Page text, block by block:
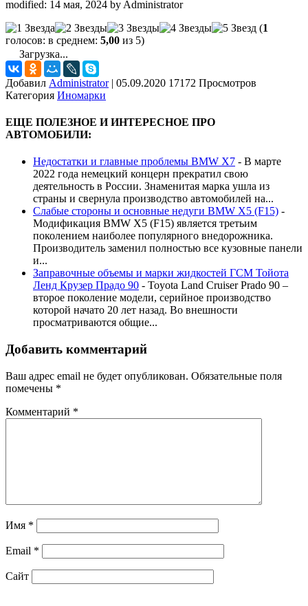
modified: 14 мая, 2024 by Administrator
(1
голосов: в среднем: 5,00 из 5)
Загрузка...
Добавил Administrator | 05.09.2020 17172 Просмотров
Категория Иномарки
ЕЩЕ ПОЛЕЗНОЕ И ИНТЕРЕСНОЕ ПРО
АВТОМОБИЛИ:
Недостатки и главные проблемы BMW X7 - В марте
2022 года немецкий концерн прекратил свою
деятельность в России. Знаменитая марка ушла из
страны и свернула производство автомобилей на...
Слабые стороны и основные недуги BMW X5 (F15) -
Модификация BMW X5 (F15) является третьим
поколением наиболее популярного внедорожника.
Производитель заменил полностью все кузовные панели
и...
Заправочные объемы и марки жидкостей ГСМ Тойота
Ленд Крузер Прадо 90 - Toyota Land Cruiser Prado 90 –
второе поколение модели, серийное производство
которой начато 20 лет назад. Во внешности
просматриваются общие...
Добавить комментарий
Ваш адрес email не будет опубликован. Обязательные поля
помечены *
Комментарий *
Имя *
Email *
Сайт